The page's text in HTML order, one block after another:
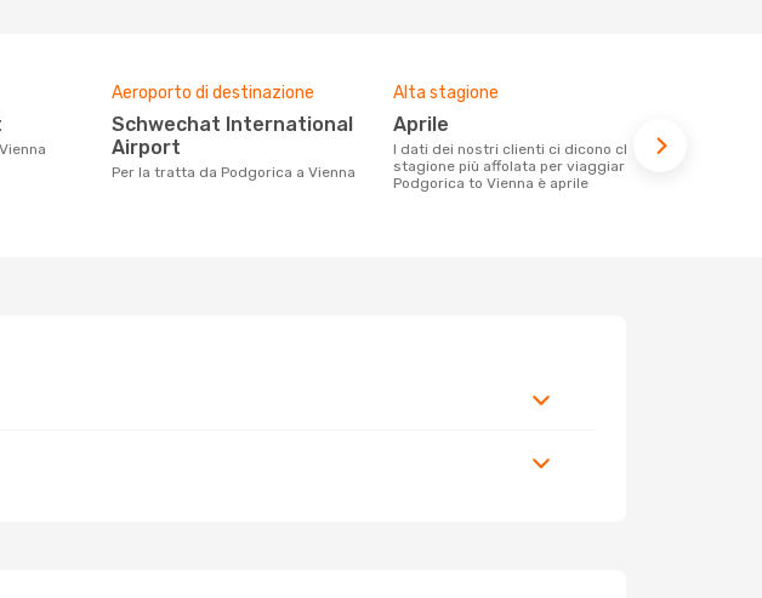
Aeroporto di destinazione
Schwechat International
Airport
Per la tratta da Podgorica a Vienna
Alta stagione
aprile
I dati dei nostri clienti ci dicono che la
stagione più affolata per viaggiare da
Podgorica to Vienna è aprile